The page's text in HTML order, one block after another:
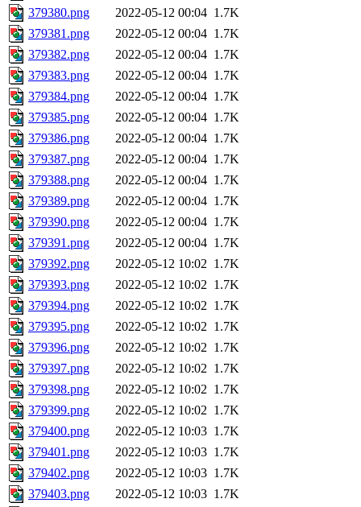
379380.png
2022-05-12 00:04 1.7K
379381.png
2022-05-12 00:04 1.7K
379382.png
2022-05-12 00:04 1.7K
379383.png
2022-05-12 00:04 1.7K
379384.png
2022-05-12 00:04 1.7K
379385.png
2022-05-12 00:04 1.7K
379386.png
2022-05-12 00:04 1.7K
379387.png
2022-05-12 00:04 1.7K
379388.png
2022-05-12 00:04 1.7K
379389.png
2022-05-12 00:04 1.7K
379390.png
2022-05-12 00:04 1.7K
379391.png
2022-05-12 00:04 1.7K
379392.png
2022-05-12 10:02 1.7K
379393.png
2022-05-12 10:02 1.7K
379394.png
2022-05-12 10:02 1.7K
379395.png
2022-05-12 10:02 1.7K
379396.png
2022-05-12 10:02 1.7K
379397.png
2022-05-12 10:02 1.7K
379398.png
2022-05-12 10:02 1.7K
379399.png
2022-05-12 10:02 1.7K
379400.png
2022-05-12 10:03 1.7K
379401.png
2022-05-12 10:03 1.7K
379402.png
2022-05-12 10:03 1.7K
379403.png
2022-05-12 10:03 1.7K